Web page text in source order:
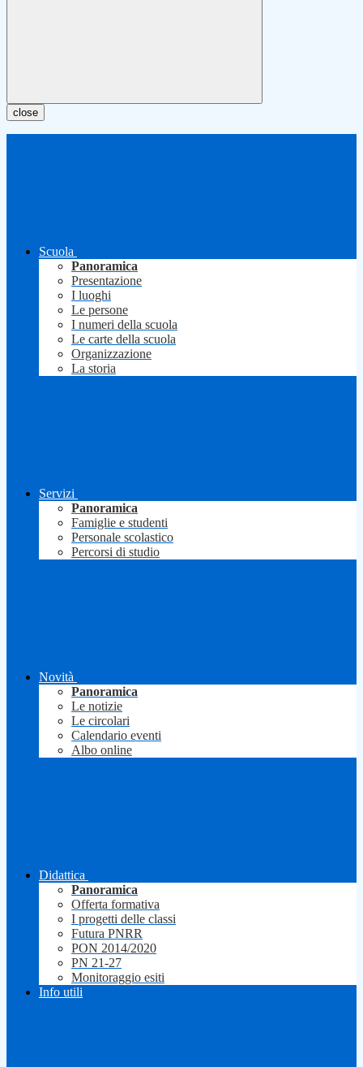
close
Scuola
Panoramica
Presentazione
I luoghi
Le persone
I numeri della scuola
Le carte della scuola
Organizzazione
La storia
Servizi
Panoramica
Famiglie e studenti
Personale scolastico
Percorsi di studio
Novità
Panoramica
Le notizie
Le circolari
Calendario eventi
Albo online
Didattica
Panoramica
Offerta formativa
I progetti delle classi
Futura PNRR
PON 2014/2020
PN 21-27
Monitoraggio esiti
Info utili